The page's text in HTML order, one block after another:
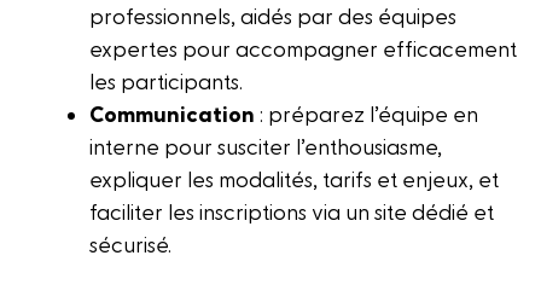
professionnels, aidés par des équipes
expertes pour accompagner efficacement
les participants.
Communication : préparez l’équipe en
interne pour susciter l’enthousiasme,
expliquer les modalités, tarifs et enjeux, et
faciliter les inscriptions via un site dédié et
sécurisé.